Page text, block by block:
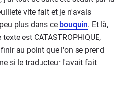
vite fait et je n'avais
plus dans ce bouquin. Et là,
est CATASTROPHIQUE,
au point que l'on se prend
si le traducteur l'avait fait